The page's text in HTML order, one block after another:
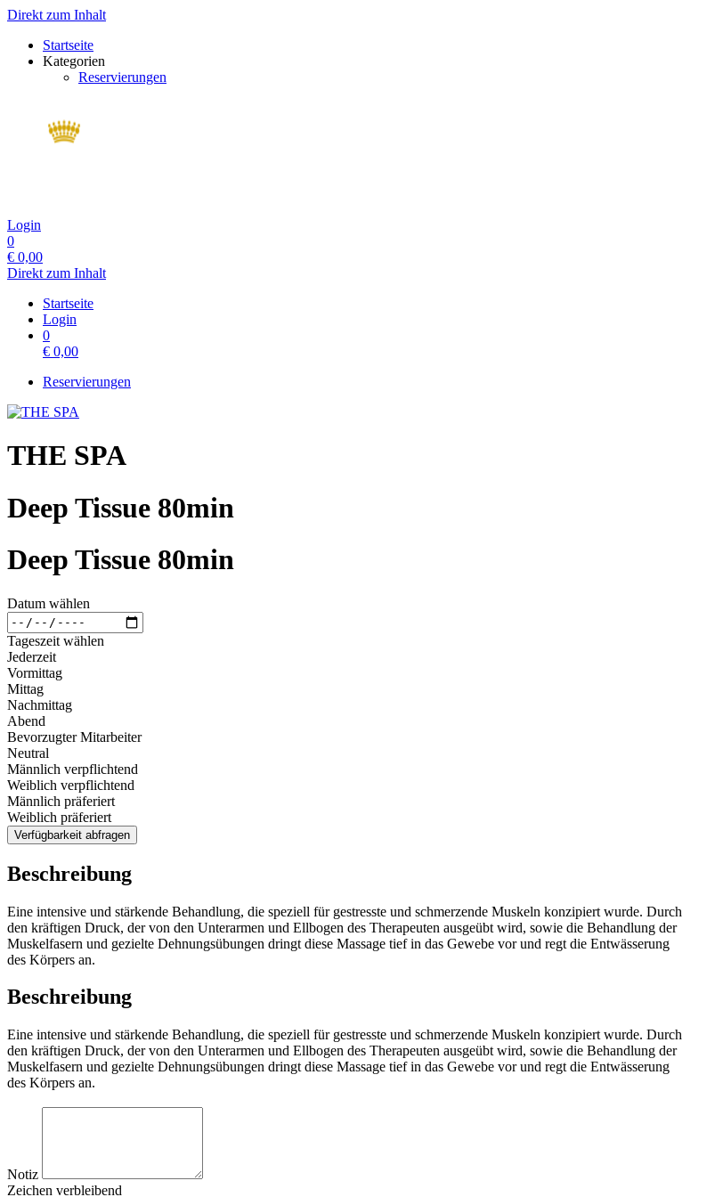
Direkt zum Inhalt
Startseite
Kategorien
Reservierungen
Login
0
€ 0,00
Direkt zum Inhalt
Startseite
Login
0
€ 0,00
Reservierungen
THE SPA
Deep Tissue 80min
Deep Tissue 80min
Datum wählen
Tageszeit wählen
Jederzeit
Vormittag
Mittag
Nachmittag
Abend
Bevorzugter Mitarbeiter
Neutral
Männlich verpflichtend
Weiblich verpflichtend
Männlich präferiert
Weiblich präferiert
Verfügbarkeit abfragen
Beschreibung
Eine intensive und stärkende Behandlung, die speziell für gestresste und schmerzende Muskeln konzipiert wurde. Durch
den kräftigen Druck, der von den Unterarmen und Ellbogen des Therapeuten ausgeübt wird, sowie die Behandlung der
Muskelfasern und gezielte Dehnungsübungen dringt diese Massage tief in das Gewebe vor und regt die Entwässerung
des Körpers an.
Beschreibung
Eine intensive und stärkende Behandlung, die speziell für gestresste und schmerzende Muskeln konzipiert wurde. Durch
den kräftigen Druck, der von den Unterarmen und Ellbogen des Therapeuten ausgeübt wird, sowie die Behandlung der
Muskelfasern und gezielte Dehnungsübungen dringt diese Massage tief in das Gewebe vor und regt die Entwässerung
des Körpers an.
Notiz
Zeichen verbleibend